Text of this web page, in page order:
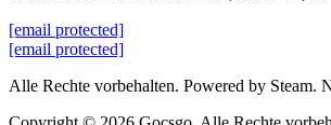
[email protected]
[email protected]
Alle Rechte vorbehalten. Powered by Steam.